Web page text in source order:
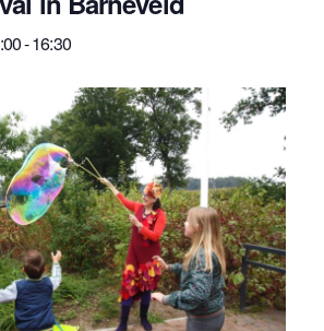
-16:30